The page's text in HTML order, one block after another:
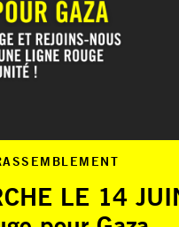
LE 14